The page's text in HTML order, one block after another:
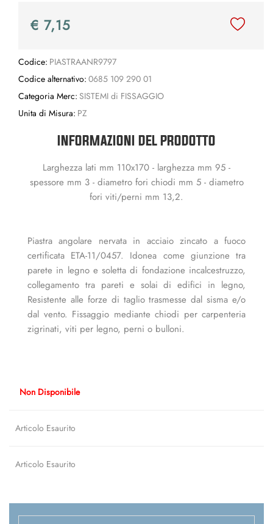
€ 7,15
Codice: PIASTRAANR9797
Codice alternativo: 0685 109 290 01
Categoria Merc: SISTEMI di FISSAGGIO
Unita di Misura: PZ
INFORMAZIONI DEL PRODOTTO
Larghezza lati mm 110x170 - larghezza mm 95 -
spessore mm 3 - diametro fori chiodi mm 5 - diametro
fori viti/perni mm 13,2.
Piastra angolare nervata in acciaio zincato a fuoco
certificata ETA-11/0457. Idonea come giunzione tra
parete in legno e soletta di fondazione incalcestruzzo,
collegamento tra pareti e solai di edifici in legno,
Resistente alle forze di taglio trasmesse dal sisma e/o
dal vento. Fissaggio mediante chiodi per carpenteria
zigrinati, viti per legno, perni o bulloni.
Non Disponibile
Articolo Esaurito
Articolo Esaurito